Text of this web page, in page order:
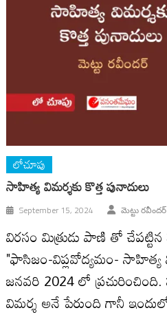
లోచూపు
సాహిత్య విమర్శకు కొత్త పునాదులు
September 15, 2024 మెట్టు రవీందర్
విరసం మిత్రుడు పాణి తో
"ఫాసిజం-విప్లవోద్యమం- సాహిత్య
జనవరి 2024 లో ప్రచురించింది.
విమర్శ అనే పేరుంది గానీ